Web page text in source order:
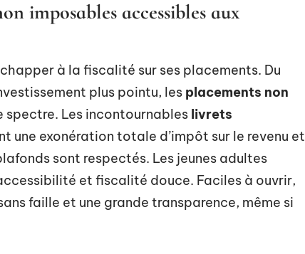
imposables accessibles aux
à la fiscalité sur ses placements. Du
plus pointu, les placements non
spectre. Les incontournables livrets
une exonération totale d’impôt sur le revenu et
sont respectés. Les jeunes adultes
et fiscalité douce. Faciles à ouvrir,
faille et une grande transparence, même si